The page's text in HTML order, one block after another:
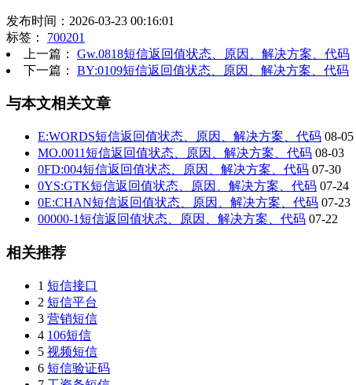
发布时间：2026-03-23 00:16:01
标签： 700201
上一篇： Gw.0818短信返回值状态、原因、解决方案、代码
下一篇： BY:0109短信返回值状态、原因、解决方案、代码
与本文相关文章
E:WORDS短信返回值状态、原因、解决方案、代码 08-05
MO.0011短信返回值状态、原因、解决方案、代码 08-03
0FD:004短信返回值状态、原因、解决方案、代码 07-30
0YS:GTK短信返回值状态、原因、解决方案、代码 07-24
0E:CHAN短信返回值状态、原因、解决方案、代码 07-23
00000-1短信返回值状态、原因、解决方案、代码 07-22
相关推荐
1 短信接口
2 短信平台
3 营销短信
4 106短信
5 视频短信
6 短信验证码